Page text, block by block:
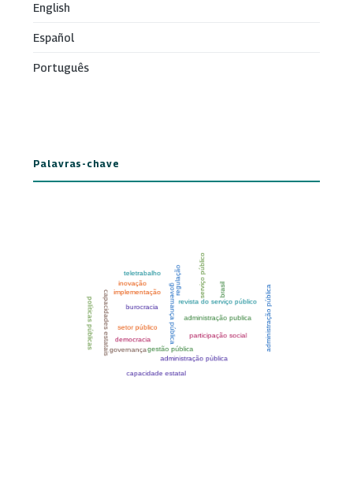
English
Español
Português
Palavras-chave